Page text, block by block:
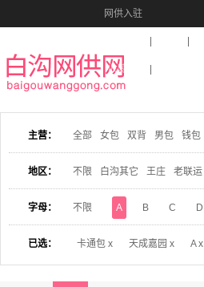
网供入驻
收藏本站
主营： 全部 女包 双背 男包 钱包
地区： 不限 白沟其它 王庄 老联运
字母： 不限 A B C D
已选： 卡通包 x 天成嘉园 x A x